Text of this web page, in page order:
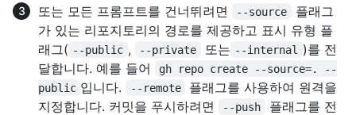
또는 모든 프롬프트를 건너뛰려면
--source
플래그
가 있는 리포지토리의 경로를 제공하고 표시 유형 플
래그( --public , --private 또는 --internal
)를 전
달합니다. 예를 들어
gh repo create --source=. --
public 입니다. --remote
플래그를 사용하여 원격을
지정합니다. 커밋을 푸시하려면
--push
플래그를 전